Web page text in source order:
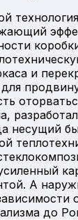
и
несущий
А
до